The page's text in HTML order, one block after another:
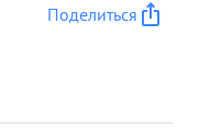
Поделиться